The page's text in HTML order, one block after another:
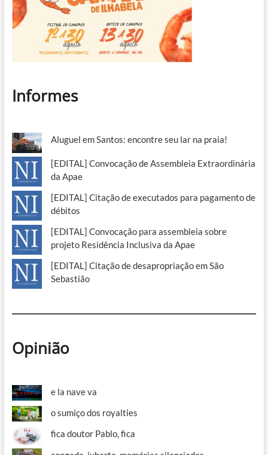
Informes
Aluguel em Santos: encontre seu lar na praia!
[EDITAL] Convocação de Assembleia Extraordinária
da Apae
[EDITAL] Citação de executados para pagamento de
débitos
[EDITAL] Convocação para assembleia sobre
projeto Residência Inclusiva da Apae
[EDITAL] Citação de desapropriação em São
Sebastião
Opinião
e la nave va
o sumiço dos royalties
fica doutor Pablo, fica